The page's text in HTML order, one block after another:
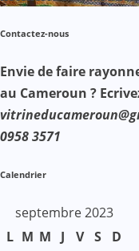
Contactez-nous
Envie de faire
au Cameroun ?
0958 3571
Calendrier
septembre 2023
L M M J V S
D